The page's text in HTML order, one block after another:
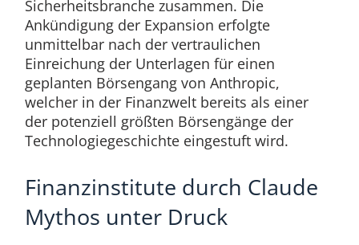
Sicherheitsbranche zusammen. Die
Ankündigung der Expansion erfolgte
unmittelbar nach der vertraulichen
Einreichung der Unterlagen für einen
geplanten Börsengang von Anthropic,
welcher in der Finanzwelt bereits als einer
der potenziell größten Börsengänge der
Technologiegeschichte eingestuft wird.
Finanzinstitute durch Claude
Mythos unter Druck